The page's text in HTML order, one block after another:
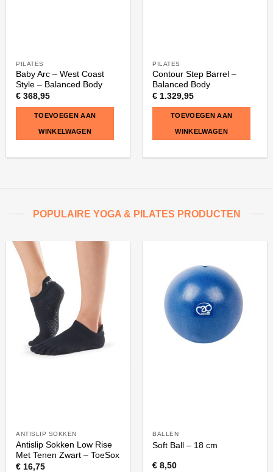
PILATES
Baby Arc – West Coast
Style – Balanced Body
€ 368,95
TOEVOEGEN AAN
WINKELWAGEN
PILATES
Contour Step Barrel –
Balanced Body
€ 1.329,95
TOEVOEGEN AAN
WINKELWAGEN
POPULAIRE YOGA & PILATES PRODUCTEN
ANTISLIP SOKKEN
Antislip Sokken Low Rise
Met Tenen Zwart – ToeSox
€ 16,75
BALLEN
Soft Ball – 18 cm
€ 8,50